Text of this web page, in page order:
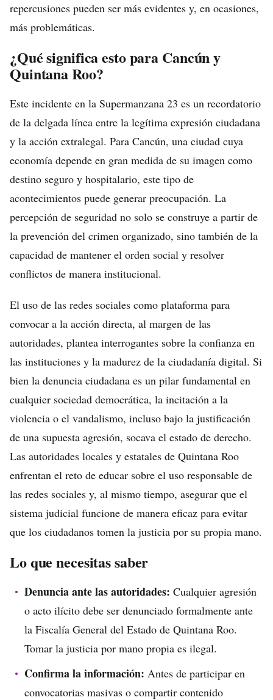
repercusiones pueden ser más evidentes y, en ocasiones,
más problemáticas.
¿Qué significa esto para Cancún y
Quintana Roo?
Este incidente en la Supermanzana 23 es un recordatorio
de la delgada línea entre la legítima expresión ciudadana
y la acción extralegal. Para Cancún, una ciudad cuya
economía depende en gran medida de su imagen como
destino seguro y hospitalario, este tipo de
acontecimientos puede generar preocupación. La
percepción de seguridad no solo se construye a partir de
la prevención del crimen organizado, sino también de la
capacidad de mantener el orden social y resolver
conflictos de manera institucional.
El uso de las redes sociales como plataforma para
convocar a la acción directa, al margen de las
autoridades, plantea interrogantes sobre la confianza en
las instituciones y la madurez de la ciudadanía digital. Si
bien la denuncia ciudadana es un pilar fundamental en
cualquier sociedad democrática, la incitación a la
violencia o el vandalismo, incluso bajo la justificación
de una supuesta agresión, socava el estado de derecho.
Las autoridades locales y estatales de Quintana Roo
enfrentan el reto de educar sobre el uso responsable de
las redes sociales y, al mismo tiempo, asegurar que el
sistema judicial funcione de manera eficaz para evitar
que los ciudadanos tomen la justicia por su propia mano.
Lo que necesitas saber
Denuncia ante las autoridades: Cualquier agresión
o acto ilícito debe ser denunciado formalmente ante
la Fiscalía General del Estado de Quintana Roo.
Tomar la justicia por mano propia es ilegal.
Confirma la información: Antes de participar en
convocatorias masivas o compartir contenido